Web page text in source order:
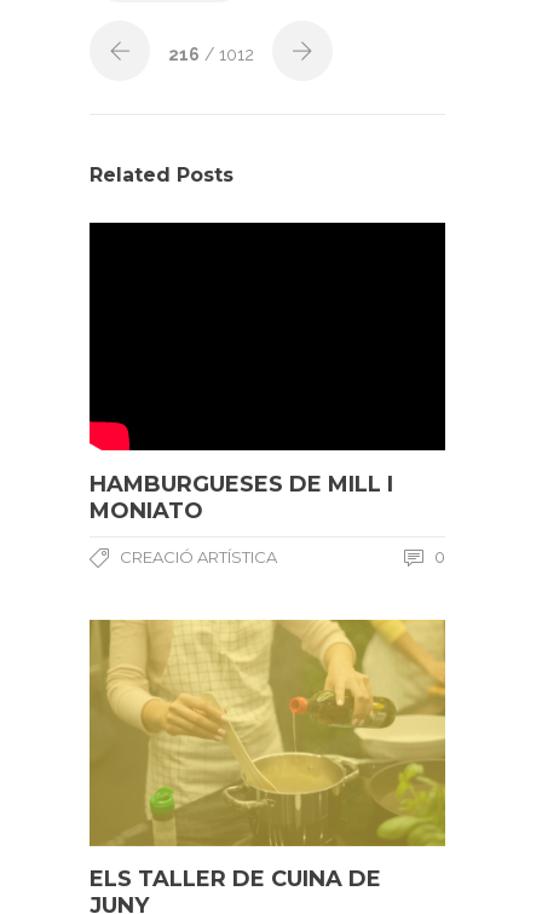
216 / 1012
Related Posts
HAMBURGUESES DE MILL I
MONIATO
CREACIÓ ARTÍSTICA 0
ELS TALLER DE CUINA DE
JUNY